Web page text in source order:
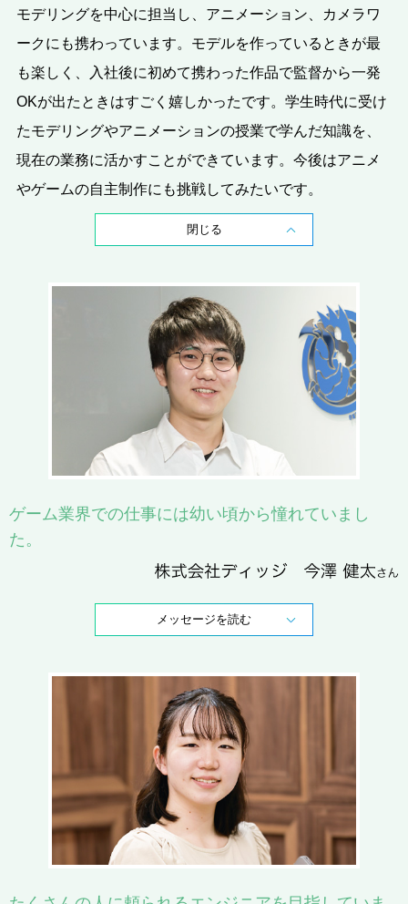
モデリングを中心に担当し、アニメーション、カメラワ
ークにも携わっています。モデルを作っているときが最
も楽しく、入社後に初めて携わった作品で監督から一発
OKが出たときはすごく嬉しかったです。学生時代に受け
たモデリングやアニメーションの授業で学んだ知識を、
現在の業務に活かすことができています。今後はアニメ
やゲームの自主制作にも挑戦してみたいです。
閉じる
ゲーム業界での仕事には幼い頃から憧れていまし
た。
メッセージを読む